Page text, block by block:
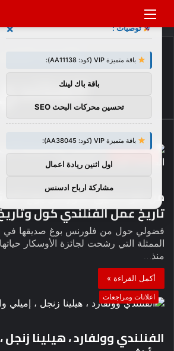
القائمة
الرئيسية
الفنلندي
أخبار وتعليقات
من هو صديق فلورنس بوغ
تاريخ عمل الفنلندي كول
الممثلة التي رشحت لجائزة الأوسكار
منذ…
أكمل القراءة »
اعلانات ومراجعات
الفنلندي وولفارد ، هيلينا
توصيات : ×
باقة متميزة VIP (كود: AA11138):
باقة باك لينك
تحسين محركات البحث SEO
باقة متميزة VIP (كود: AA38045):
اول اثنين ريادة اعمال
مشاركة ارباح ادسنس